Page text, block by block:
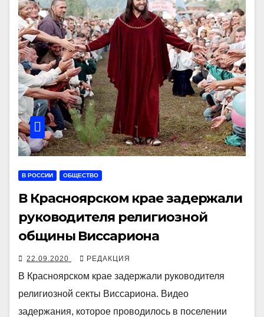
В РОССИИ ОБЩЕСТВО
В Красноярском крае задержали
руководителя религиозной
общины Виссариона
22.09.2020 РЕДАКЦИЯ
В Красноярском крае задержали руководителя
религиозной секты Виссариона. Видео
задержания, которое проводилось в поселении